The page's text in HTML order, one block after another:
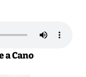
a Cano